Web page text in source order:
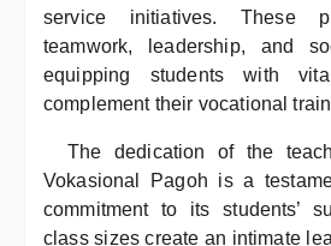
service initiatives. These
teamwork, leadership, and
equipping students with
complement their vocational
The dedication of the
Vokasional Pagoh is a
commitment to its students’
class sizes create an intimate